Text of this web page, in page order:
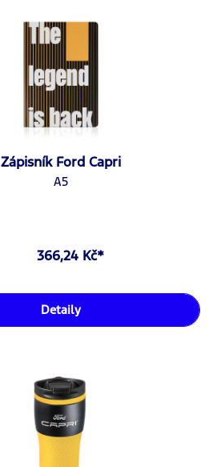
Zápisník Ford Capri
A5
366,24 Kč*
Detaily